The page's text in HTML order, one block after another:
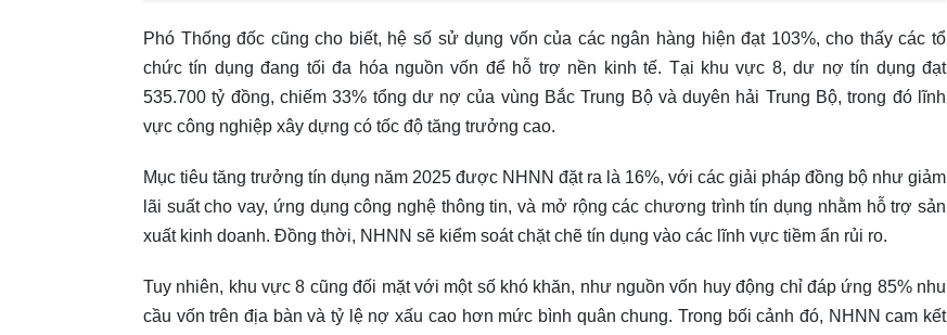
Phó Thống đốc cũng cho biết, hệ số sử dụng vốn của các ngân hàng hiện đạt 103%, cho thấy các tổ
chức tín dụng đang tối đa hóa nguồn vốn để hỗ trợ nền kinh tế. Tại khu vực 8, dư nợ tín dụng đạt
535.700 tỷ đồng, chiếm 33% tổng dư nợ của vùng Bắc Trung Bộ và duyên hải Trung Bộ, trong đó lĩnh
vực công nghiệp xây dựng có tốc độ tăng trưởng cao.
Mục tiêu tăng trưởng tín dụng năm 2025 được NHNN đặt ra là 16%, với các giải pháp đồng bộ như giảm
lãi suất cho vay, ứng dụng công nghệ thông tin, và mở rộng các chương trình tín dụng nhằm hỗ trợ sản
xuất kinh doanh. Đồng thời, NHNN sẽ kiểm soát chặt chẽ tín dụng vào các lĩnh vực tiềm ẩn rủi ro.
Tuy nhiên, khu vực 8 cũng đối mặt với một số khó khăn, như nguồn vốn huy động chỉ đáp ứng 85% nhu
cầu vốn trên địa bàn và tỷ lệ nợ xấu cao hơn mức bình quân chung. Trong bối cảnh đó, NHNN cam kết